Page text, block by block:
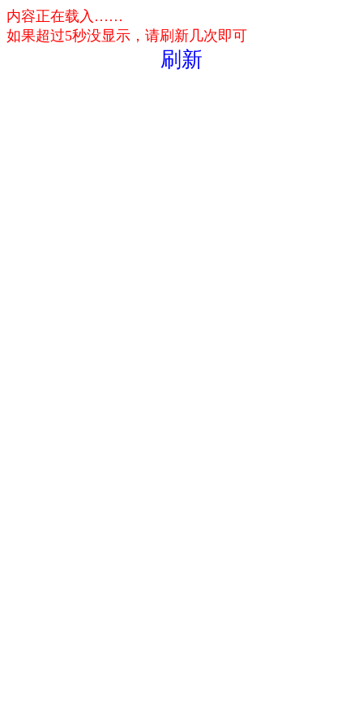
内容正在载入……
如果超过5秒没显示，请刷新几次即可
刷新